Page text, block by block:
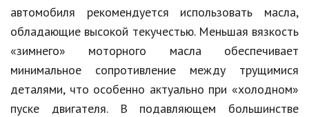
автомобиля рекомендуется использовать масла,
обладающие высокой текучестью. Меньшая вязкость
«зимнего» моторного масла обеспечивает
минимальное сопротивление между трущимися
деталями, что особенно актуально при «холодном»
пуске двигателя. В подавляющем большинстве